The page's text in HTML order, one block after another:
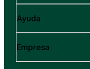
Ayuda
Empresa